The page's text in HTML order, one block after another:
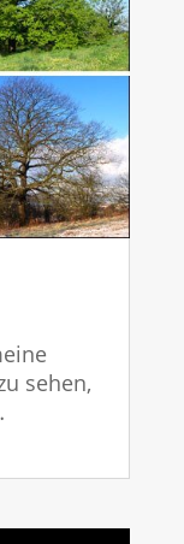
sehen,